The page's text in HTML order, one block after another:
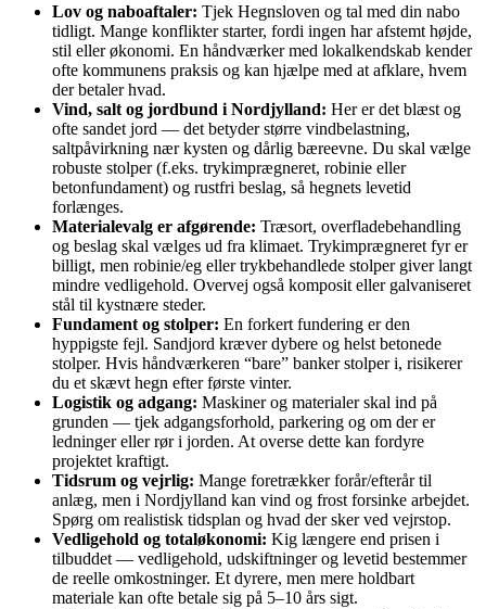
Lov og naboaftaler: Tjek Hegnsloven og tal med din nabo
tidligt. Mange konflikter starter, fordi ingen har afstemt højde,
stil eller økonomi. En håndværker med lokalkendskab kender
ofte kommunens praksis og kan hjælpe med at afklare, hvem
der betaler hvad.
Vind, salt og jordbund i Nordjylland: Her er det blæst og
ofte sandet jord — det betyder større vindbelastning,
saltpåvirkning nær kysten og dårlig bæreevne. Du skal vælge
robuste stolper (f.eks. trykimprægneret, robinie eller
betonfundament) og rustfri beslag, så hegnets levetid
forlænges.
Materialevalg er afgørende: Træsort, overfladebehandling
og beslag skal vælges ud fra klimaet. Trykimprægneret fyr er
billigt, men robinie/eg eller trykbehandlede stolper giver langt
mindre vedligehold. Overvej også komposit eller galvaniseret
stål til kystnære steder.
Fundament og stolper: En forkert fundering er den
hyppigste fejl. Sandjord kræver dybere og helst betonede
stolper. Hvis håndværkeren “bare” banker stolper i, risikerer
du et skævt hegn efter første vinter.
Logistik og adgang: Maskiner og materialer skal ind på
grunden — tjek adgangsforhold, parkering og om der er
ledninger eller rør i jorden. At overse dette kan fordyre
projektet kraftigt.
Tidsrum og vejrlig: Mange foretrækker forår/efterår til
anlæg, men i Nordjylland kan vind og frost forsinke arbejdet.
Spørg om realistisk tidsplan og hvad der sker ved vejrstop.
Vedligehold og totaløkonomi: Kig længere end prisen i
tilbuddet — vedligehold, udskiftninger og levetid bestemmer
de reelle omkostninger. Et dyrere, men mere holdbart
materiale kan ofte betale sig på 5–10 års sigt.